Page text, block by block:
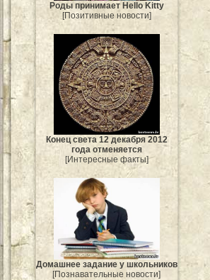
Роды принимает Hello Kitty
[Позитивные новости]
Конец света 12 декабря 2012
года отменяется
[Интересные факты]
Домашнее задание у школьников
[Познавательные новости]